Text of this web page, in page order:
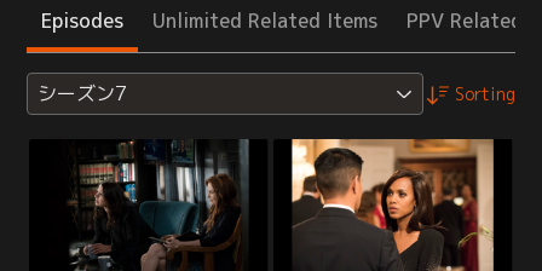
Episodes Unlimited Related Items PPV Related
シーズン7 Sorting